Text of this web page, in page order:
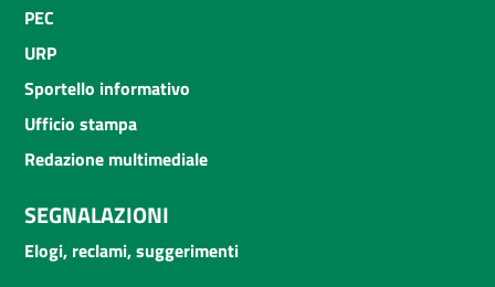
PEC
URP
Sportello informativo
Ufficio stampa
Redazione multimediale
SEGNALAZIONI
Elogi, reclami, suggerimenti